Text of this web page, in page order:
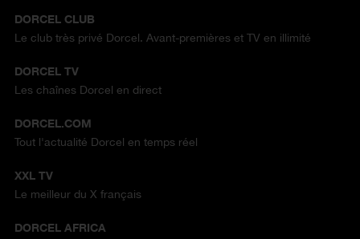
DORCEL CLUB
Le club très privé Dorcel. Avant-premières et TV en illimité
DORCEL TV
Les chaînes Dorcel en direct
DORCEL.COM
Tout l'actualité Dorcel en temps réel
XXL TV
Le meilleur du X français
DORCEL AFRICA